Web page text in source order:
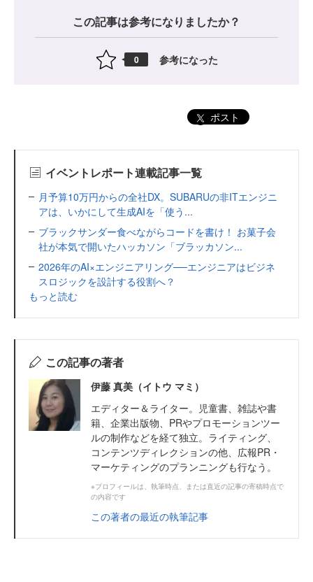
この記事は参考になりましたか？
0 参考になった
ポスト
イベントレポート連載記事一覧
月予算10万円からの全社DX。SUBARUの非ITエンジニ
アは、いかにして生成AIを「使う...
ブラックサンダー食べながらコードを書け！ お菓子会
社が本気で開いたハッカソン「ブラッカソン...
2026年のAI×エンジニアリング──エンジニアはビジネ
スロジックを設計する役割へ？
もっと読む
この記事の著者
伊藤 真美（イトウ マミ）
エディター＆ライター。児童書、雑誌や書
籍、企業出版物、PRやプロモーションツー
ルの制作などを経て独立。ライティング、
コンテンツディレクションの他、広報PR・
マーケティングのプランニングも行なう。
※プロフィールは、執筆時点、または直近の記事の寄稿時点で
の内容です
この著者の最近の執筆記事